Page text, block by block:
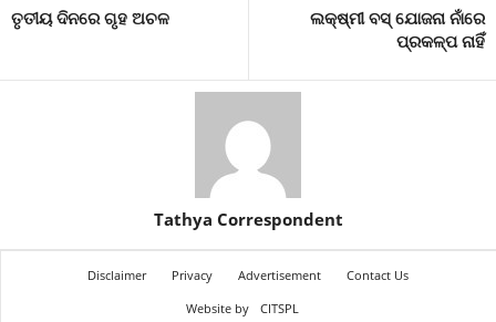
ତୃତୀୟ ଦିନରେ ଗୃହ ଅଚଳ
ଲକ୍ଷ୍ମୀ ବସ୍‍ ଯୋଜନା ନାଁରେ
ପ୍ରକଳ୍ପ ନାହିଁ
Tathya Correspondent
Disclaimer Privacy Advertisement
Contact Us
Website by
CITSPL